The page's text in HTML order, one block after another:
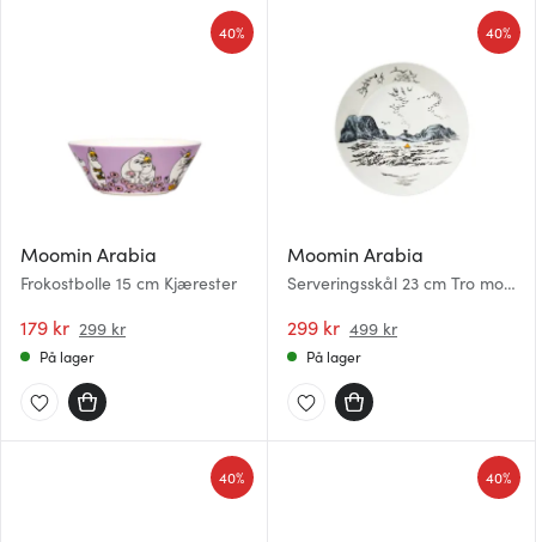
Moomin Arabia
Frokostbolle 15 cm Kjærester
179 kr 299 kr
40%
På lager
Moomin Arabia
Serveringsskål 23 cm Tro mot
299 kr 499 kr
40%
På lager
40% 40%